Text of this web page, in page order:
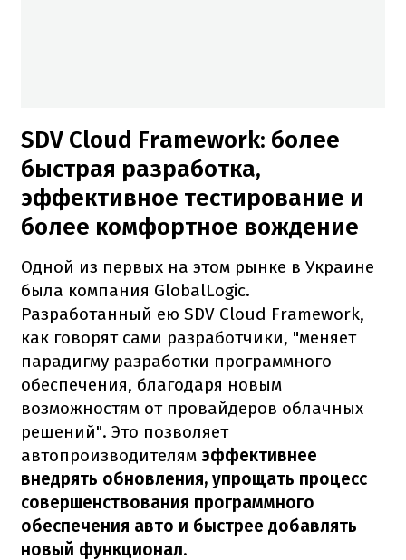
SDV Cloud Framework: более
быстрая разработка,
эффективное тестирование и
более комфортное вождение
Одной из первых на этом рынке в Украине
была компания GlobalLogic.
Разработанный ею SDV Cloud Framework,
как говорят сами разработчики, "меняет
парадигму разработки программного
обеспечения, благодаря новым
возможностям от провайдеров облачных
решений". Это позволяет
автопроизводителям эффективнее
внедрять обновления, упрощать процесс
совершенствования программного
обеспечения авто и быстрее добавлять
новый функционал.